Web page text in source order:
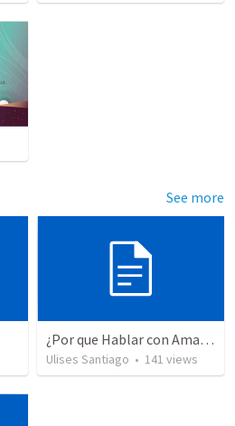
See more
¿Por que Hablar con Amargura?
Ulises Santiago • 141 views